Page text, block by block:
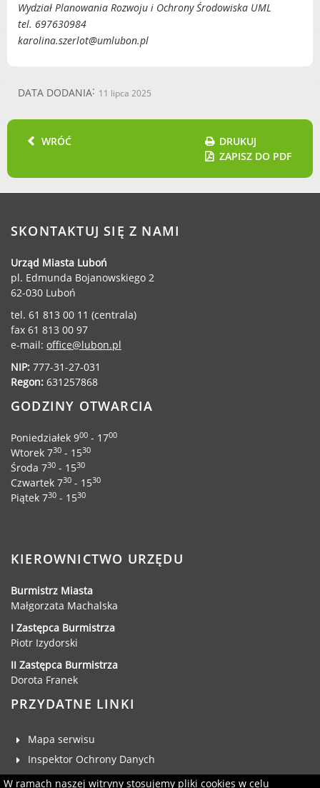
Urząd Skarbowy
Państwowe Gospodarstwo Wodne
Wody Polskie
KONTAKT
Dane adresowe, wydziały i sprawy
Wydział Planowania Rozwoju i Ochrony Środowiska UML
tel. 697630984
karolina.szerlot@umlubon.pl
DATA DODANIA 11 lipca 2025
WRÓĆ
DRUKUJ
ZAPISZ DO PDF
SKONTAKTUJ SIĘ Z NAMI
Urząd Miasta Luboń
pl. Edmunda Bojanowskiego 2
62-030 Luboń
tel. 61 813 00 11 (centrala)
fax 61 813 00 97
e-mail: office@lubon.pl
NIP: 777-31-27-031
Regon: 631257868
GODZINY OTWARCIA
Poniedziałek 900 - 1700
Wtorek 730 - 1530
Środa 730 - 1530
Czwartek 730 - 1530
Piątek 730 - 1530
KIEROWNICTWO URZĘDU
Burmistrz Miasta
Małgorzata Machalska
I Zastępca Burmistrza
Piotr Izydorski
II Zastępca Burmistrza
Dorota Franek
PRZYDATNE LINKI
Mapa serwisu
Inspektor Ochrony Danych
Deklaracja dostępności
W ramach naszej witryny stosujemy pliki cookies w celu